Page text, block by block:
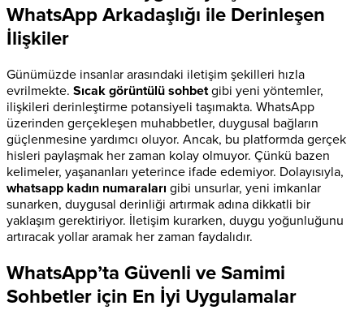
WhatsApp Arkadaşlığı ile Derinleşen
İlişkiler
Günümüzde insanlar arasındaki iletişim şekilleri hızla
evrilmekte. Sıcak görüntülü sohbetgibi yeni yöntemler,
ilişkileri derinleştirme potansiyeli taşımakta. WhatsApp
üzerinden gerçekleşen muhabbetler, duygusal bağların
güçlenmesine yardımcı oluyor. Ancak, bu platformda gerçek
hisleri paylaşmak her zaman kolay olmuyor. Çünkü bazen
kelimeler, yaşananları yeterince ifade edemiyor. Dolayısıyla,
whatsapp kadın numaraları gibi unsurlar, yeni imkanlar
sunarken, duygusal derinliği artırmak adına dikkatli bir
yaklaşım gerektiriyor. İletişim kurarken, duygu yoğunluğunu
artıracak yollar aramak her zaman faydalıdır.
WhatsApp’ta Güvenli ve Samimi
Sohbetler için En İyi Uygulamalar